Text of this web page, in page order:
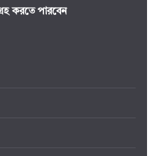
করতে পারবেন